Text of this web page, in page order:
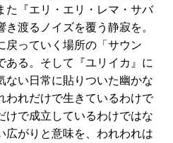
た『エリ・エリ・レマ・サバ
渡るノイズを覆う静寂を。
戻っていく場所の「サウン
ある。そして『ユリイカ』に
ない日常に貼りついた幽かな
われだけで生きているわけで
けで成立しているわけではな
広がりと意味を、われわれは